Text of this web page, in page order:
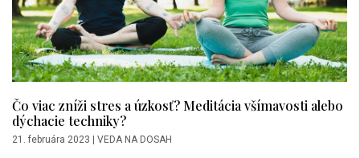
Čo viac zníži stres a úzkosť? Meditácia všímavosti alebo
dýchacie techniky?
21. februára 2023 VEDA NA DOSAH